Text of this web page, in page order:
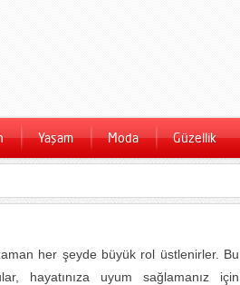
Yaşam Moda Güzellik
her şeyde büyük rol üstlenirler. Bu
hayatınıza uyum sağlamanız için